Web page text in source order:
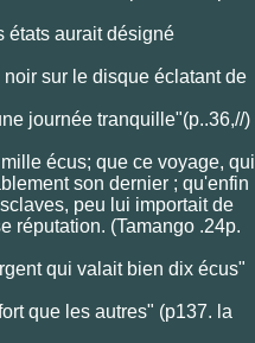
états aurait désigné
sur le disque éclatant de
journée tranquille"(p..36,//)
écus; que ce voyage, qui
son dernier ; qu'enfin
peu lui importait de
réputation. (Tamango .24p.
qui valait bien dix écus"
que les autres" (p137. la